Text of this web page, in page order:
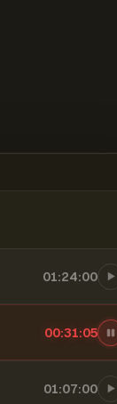
01:24:00
00:31:06
01:07:00